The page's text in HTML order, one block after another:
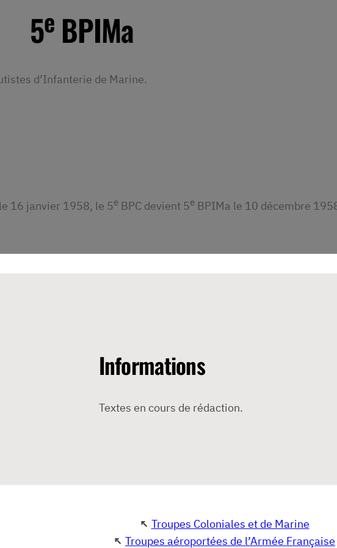
5eBPIMa
d’Infanterie de Marine.
16 janvier 1958, le 5e BPC devient 5e BPIMa le 10 décembre
Informations
Textes en cours de rédaction.
↖ Troupes Coloniales et de Marine
↖ Troupes aéroportées de l’Armée Française